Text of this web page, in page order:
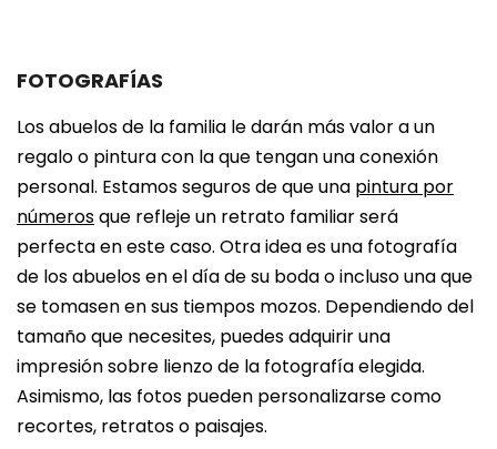
FOTOGRAFÍAS
Los abuelos de la familia le darán más valor a un
regalo o pintura con la que tengan una conexión
personal. Estamos seguros de que una pintura por
númerosque refleje un retrato familiar será
perfecta en este caso. Otra idea es una fotografía
de los abuelos en el día de su boda o incluso una que
se tomasen en sus tiempos mozos. Dependiendo del
tamaño que necesites, puedes adquirir una
impresión sobre lienzo de la fotografía elegida.
Asimismo, las fotos pueden personalizarse como
recortes, retratos o paisajes.